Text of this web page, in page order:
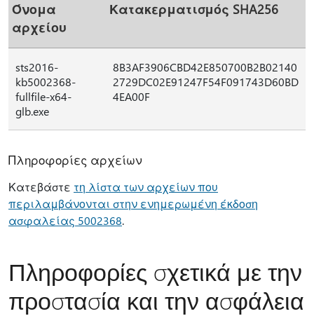
Όνομα
αρχείου
Κατακερματισμός SHA256
sts2016-
kb5002368-
fullfile-x64-
glb.exe
8B3AF3906CBD42E850700B2B02140
2729DC02E91247F54F091743D60BD
4EA00F
Πληροφορίες αρχείων
Κατεβάστε τη λίστα των αρχείων που
περιλαμβάνονται στην ενημερωμένη έκδοση
ασφαλείας 5002368.
Πληροφορίες σχετικά με την
προστασία και την ασφάλεια